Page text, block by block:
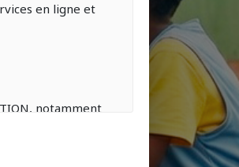
en ligne et
notamment